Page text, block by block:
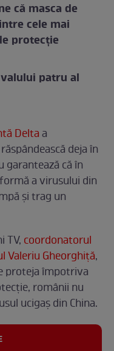
că masca de
cele mai
protecție
patru al
Deltaa
deja în
că în
a virusului din
și trag un
TV, coordonatorul
Valeriu Gheorghiță,
proteja împotriva
românii nu
ucigaș din China.